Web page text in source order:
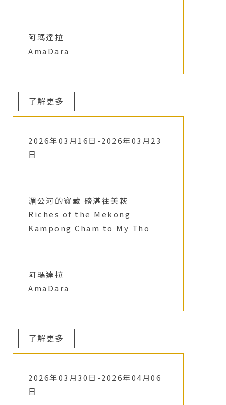
阿瑪達拉
AmaDara
了解更多
2026年03月16日-2026年03月23
日
湄公河的寶藏 磅湛往美萩
Riches of the Mekong
Kampong Cham to My Tho
阿瑪達拉
AmaDara
了解更多
2026年03月30日-2026年04月06
日